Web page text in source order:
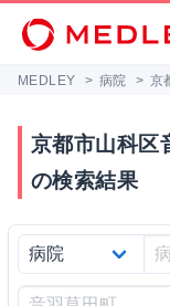
MEDLEY > 病院 > 京
京都市山科区
の検索結果